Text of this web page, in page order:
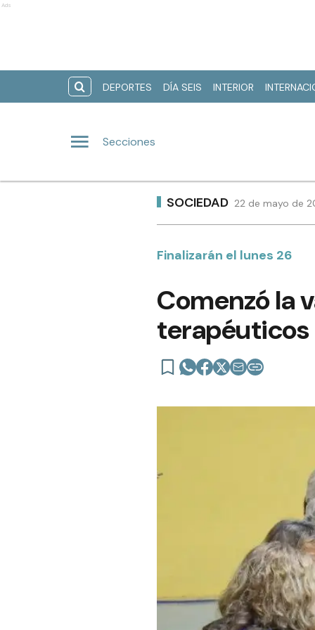
Ads
DEPORTES DÍA SEIS INTERIOR
Secciones
SOCIEDAD 22 de mayo de
Finalizarán el lunes 26
Comenzó la
terapéuticos